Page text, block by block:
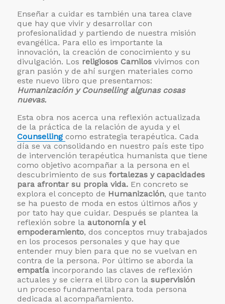
Enseñar a cuidar es también una tarea clave
que hay que vivir y desarrollar con
profesionalidad y partiendo de nuestra misión
evangélica. Para ello es importante la
innovación, la creación de conocimiento y su
divulgación. Los religiosos Camilos vivimos con
gran pasión y de ahí surgen materiales como
este nuevo libro que presentamos:
Humanización y Counselling algunas cosas
nuevas.
Esta obra nos acerca una reflexión actualizada
de la práctica de la relación de ayuda y el
Counselling como estrategia terapéutica. Cada
día se va consolidando en nuestro país este tipo
de intervención terapéutica humanista que tiene
como objetivo acompañar a la persona en el
descubrimiento de susfortalezas y capacidades
para afrontar su propia vida. En concreto se
explora el concepto de Humanización, que tanto
se ha puesto de moda en estos últimos años y
por tato hay que cuidar. Después se plantea la
reflexión sobre laautonomía y el
empoderamiento, dos conceptos muy trabajados
en los procesos personales y que hay que
entender muy bien para que no se vuelvan en
contra de la persona. Por último se aborda la
empatía incorporando las claves de reflexión
actuales y se cierra el libro con lasupervisión
un proceso fundamental para toda persona
dedicada al acompañamiento.